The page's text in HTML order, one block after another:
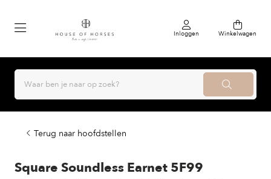
Inloggen Winkelwagen
Terug naar hoofdstellen
Square Soundless Earnet 5F99